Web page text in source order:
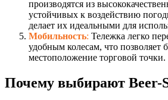
производятся из
устойчивых к воздействию
делает их идеальными для
Мобильность: Тележка легко
удобным колесам, что позволяет
местоположение торговой точки.
Почему выбирают Beer-